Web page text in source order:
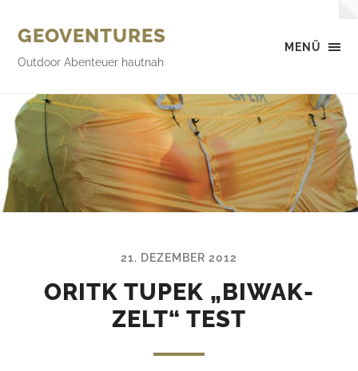
MENÜ
GEOVENTURES
Outdoor Abenteuer hautnah
21. DEZEMBER 2012
ORITK TUPEK „BIWAK-
ZELT“ TEST